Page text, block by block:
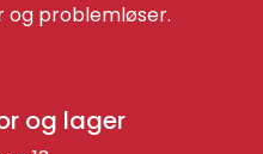
problemløser.
og lager